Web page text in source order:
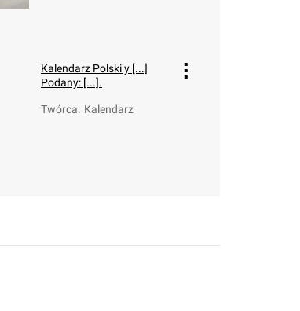
Kalendarz Polski y [...]
Podany: [...].
Twórca: Kalendarz